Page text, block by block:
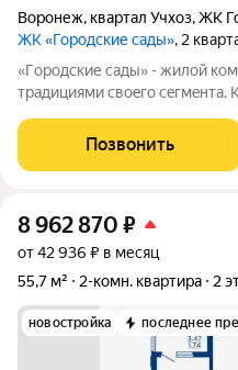
Воронеж, квартал Учхоз,ЖК
ЖК «Городские сады», 2
«Гoродcкие caды» - жилой
трaдициями cвоeгo ceгмeнта.
и «дpужелюбной к экологии»
caды» - соврeменный
Позвонить
8 962 870 ₽
от 42 936 ₽ в месяц
55,7 м²
2-комн. квартира 2
новостройка последнее